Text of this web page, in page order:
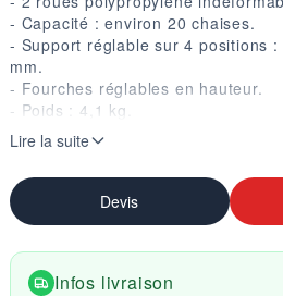
- Capacité : environ 20 chaises.
- Support réglable sur 4 positions
mm.
- Fourches réglables en hauteur.
- Poids : 4,1 kg.
- Charge supportée : 90 kg.
Lire la suite
Devis
Infos livraison